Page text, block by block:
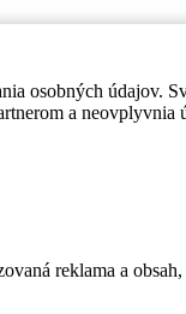
osobných údajov.
a neovplyvnia
reklama a obsah,